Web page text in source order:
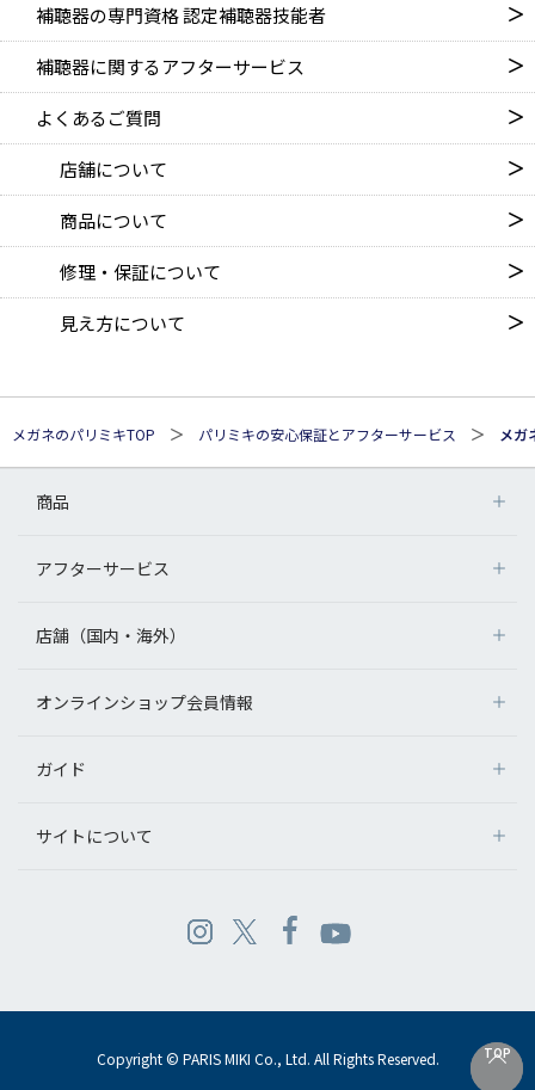
補聴器の専門資格認定補聴器技能者
補聴器に関するアフターサービス
よくあるご質問
店舗について
商品について
修理・保証について
見え方について
メガネのパリミキTOP パリミキの安心保証とアフターサービス メガ
TOP
TOP
商品
アフターサービス
店舗（国内・海外）
オンラインショップ会員情報
ガイド
サイトについて
Copyright © PARIS MIKI Co., Ltd. All Rights Reserved.